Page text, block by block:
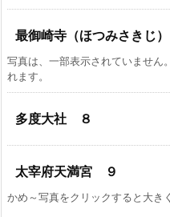
最御崎寺（ほつみさきじ
写真は、一部表示されていません
れます。
多度大社 ８
太宰府天満宮 ９
かめ～写真をクリックすると大き